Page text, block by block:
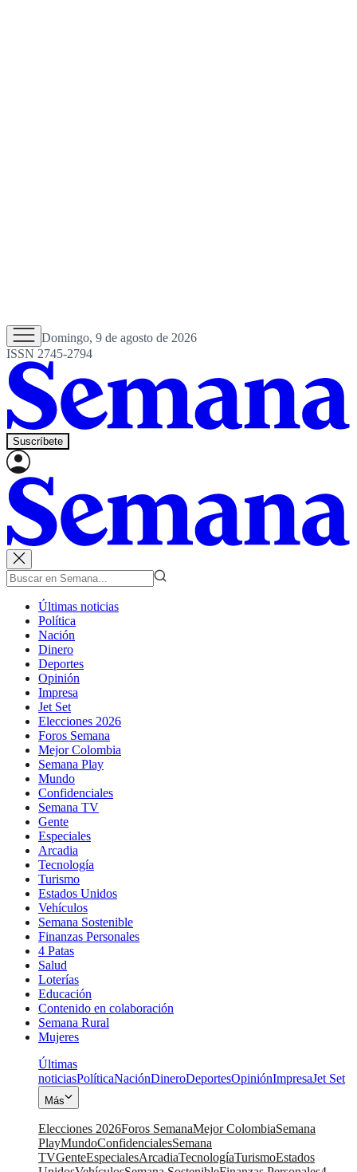
Domingo, 9 de agosto de 2026
ISSN 2745-2794
Suscríbete
Últimas noticias
Política
Nación
Dinero
Deportes
Opinión
Impresa
Jet Set
Elecciones 2026
Foros Semana
Mejor Colombia
Semana Play
Mundo
Confidenciales
Semana TV
Gente
Especiales
Arcadia
Tecnología
Turismo
Estados Unidos
Vehículos
Semana Sostenible
Finanzas Personales
4 Patas
Salud
Loterías
Educación
Contenido en colaboración
Semana Rural
Mujeres
Últimas
noticiasPolíticaNaciónDineroDeportesOpiniónImpresaJet Set
Más
Elecciones 2026Foros SemanaMejor ColombiaSemana
PlayMundoConfidencialesSemana
TVGenteEspecialesArcadiaTecnologíaTurismoEstados